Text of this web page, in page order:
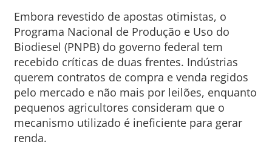
Embora revestido de apostas otimistas, o
Programa Nacional de Produção e Uso do
Biodiesel (PNPB) do governo federal tem
recebido críticas de duas frentes. Indústrias
querem contratos de compra e venda regidos
pelo mercado e não mais por leilões, enquanto
pequenos agricultores consideram que o
mecanismo utilizado é ineficiente para gerar
renda.